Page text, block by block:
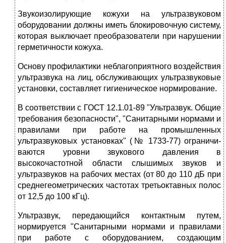
Звукоизолирующие кожухи на ультразвуковом
оборудовании должны иметь блокировочную систему,
которая выключает преобра­зователи при нарушении
герметичности кожуха.
Основу профилактики неблагоп­риятного воздействия
ультразвука на лиц, обслуживающих ультразву­ковые
установки, составляет гигие­ническое нормирование.
В соответствии с ГОСТ 12.1.01-89 "Ультразвук. Общие
требования безопасности", "Санитарными нормами и
пра­вилами при работе на промыш­ленных
ультразвуковых уста­новках" (№ 1733-77) ограничи­
ваются уровни звукового давле­ния в
высокочастотной области слышимых звуков и
ультразву­ков на рабочих местах (от 80 до 110 дБ при
среднегеометричес­ких частотах третьоктавных по­лос
от 12,5 до 100 кГц).
Ультразвук, передающийся кон­тактным путем,
нормируется "Санитарными нормами и правила­ми
при работе с оборудованием, создающим